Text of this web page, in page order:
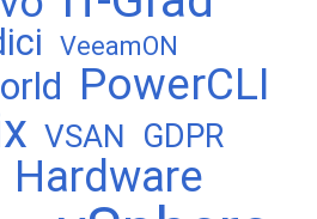
VeeamON
PowerCLI
VSAN GDPR
Hardware